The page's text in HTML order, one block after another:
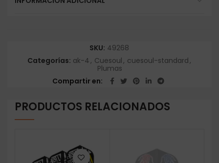
SKU: 49268
Categorías: ak-4, Cuesoul, cuesoul-standard,
Plumas
Compartir en
PRODUCTOS RELACIONADOS